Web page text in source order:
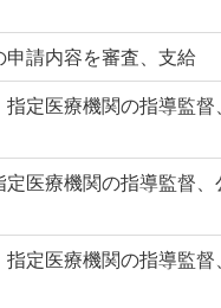
請内容を審査、支給
定医療機関の指導監督
医療機関の指導監督、
定医療機関の指導監督